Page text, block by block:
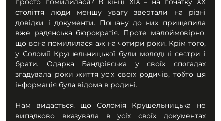
просто помилилася? В кінці ХІХ – на початку ХХ
століття люди меншу увагу звертали на різні
довідки і документи. Пошану до них прищепила
вже радянська бюрократія. Проте малоймовірно,
що вона помилилася аж на чотири роки. Крім того,
у Соломії Крушельницької були молодші сестри і
брати. Одарка Бандрівська у своїх спогадах
згадувала роки життя усіх своїх родичів, тобто ця
інформація була відома в родині.
Нам видається, що Соломія Крушельницька не
випадково вказувала в усіх своїх документах